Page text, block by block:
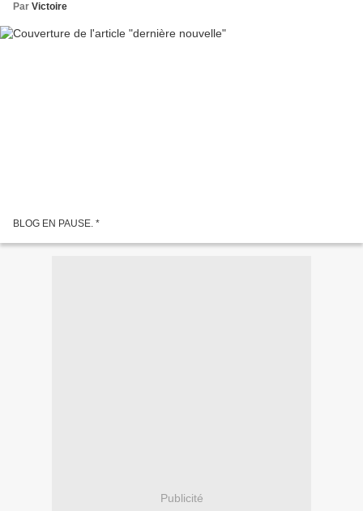
Par Victoire
BLOG EN PAUSE. *
Publicité